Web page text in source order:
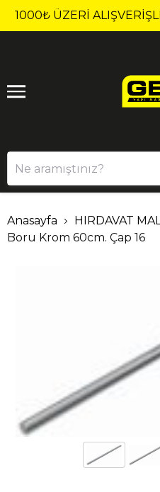
1000₺ ÜZERI
1
Anasayfa
HIRDAVAT
Boru Krom 60cm. Çap 16